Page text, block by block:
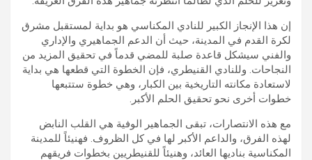
إن هذا الإنجاز الكبير للنادي المكناسي هو بداية لمستقبل مشرق
لكرة القدم في المدينة، حيث أن الدعم الجماهيري والإداري
والفني سيشكل قاعدة صلبة للمضي قدماً في تحقيق المزيد من
النجاحات. وللنادي القنيطري، فإن الخطوة التي قطعها هي بداية
لاستعادة مكانته التاريخية بين الكبار، وهي خطوة ستتبعها
خطوات أخرى نحو تحقيق الحلم الأكبر.
مع هذه الانتصارات، تبقى الجماهير الوفية هي القلب النابض
لهذه الفرق، والداعم الأكبر لها في كل الظروف. فهنيئاً للمدينة
المكناسية بناديها العائد، وهنيئاً للقنيطريين بخطوات فريقهم